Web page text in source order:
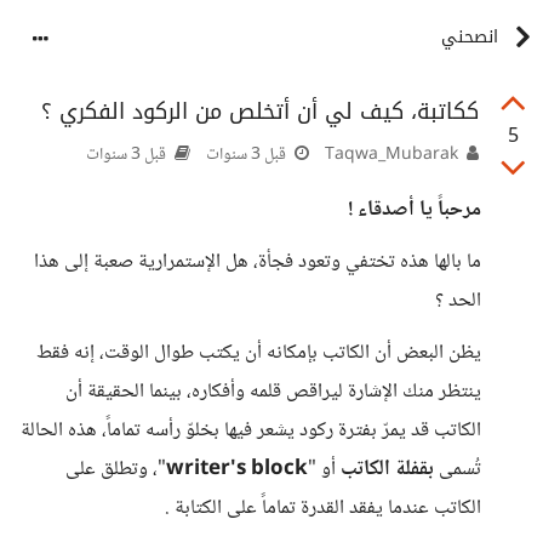
انصحني
5
ككاتبة، كيف لي أن أتخلص من الركود الفكري ؟
قبل 3 سنوات قبل 3 سنوات
مرحباً يا أصدقاء !
ما بالها هذه تختفي وتعود فجأة، هل الإستمرارية صعبة إلى هذا
الحد ؟
يظن البعض أن الكاتب بإمكانه أن يكتب طوال الوقت، إنه فقط
ينتظر منك الإشارة ليراقص قلمه وأفكاره، بينما الحقيقة أن
الكاتب قد يمرّ بفترة ركود يشعر فيها بخلوّ رأسه تماماً، هذه الحالة
تُسمى بقفلة الكاتب أو "writer's block"، وتطلق على
الكاتب عندما يفقد القدرة تماماً على الكتابة .